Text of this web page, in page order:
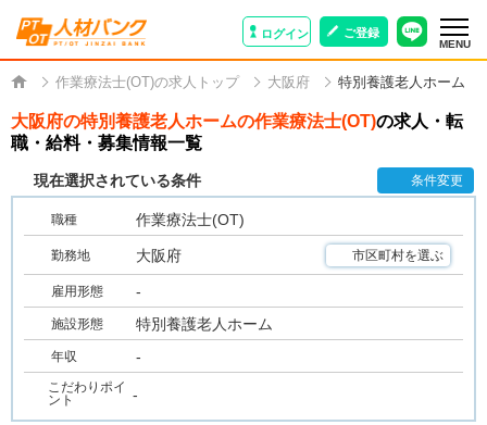
ログイン ご登録
MENU
作業療法士(OT)の求人トップ 大阪府 特別養護老人ホーム
大阪府の特別養護老人ホームの作業療法士(OT)の求人・転
職・給料・募集情報一覧
現在選択されている条件 条件変更
職種 作業療法士(OT)
勤務地 大阪府 市区町村を選ぶ
雇用形態 -
施設形態 特別養護老人ホーム
年収 -
こだわりポイ
ント
-